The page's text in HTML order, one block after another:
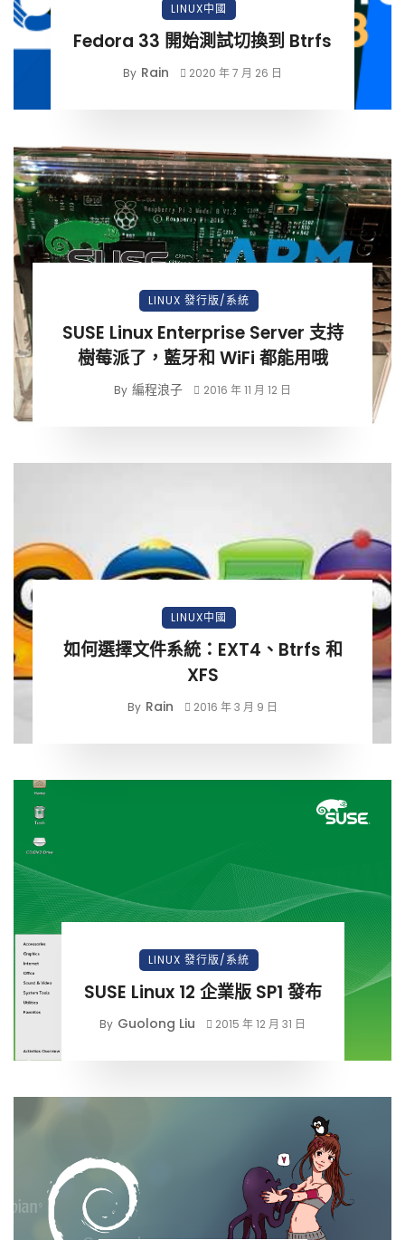
LINUX中國
Fedora 33 開始測試切換到 Btrfs
By Rain 2020 年 7 月 26 日
LINUX 發行版/系統
SUSE Linux Enterprise Server 支持
樹莓派了，藍牙和 WiFi 都能用哦
By 編程浪子 2016 年 11 月 12 日
LINUX中國
如何選擇文件系統：EXT4、Btrfs 和
XFS
By Rain 2016 年 3 月 9 日
LINUX 發行版/系統
SUSE Linux 12 企業版 SP1 發布
By Guolong Liu 2015 年 12 月 31 日